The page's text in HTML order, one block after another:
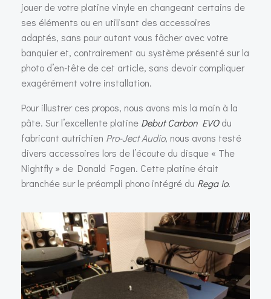
jouer de votre platine vinyle en changeant certains de
ses éléments ou en utilisant des accessoires
adaptés, sans pour autant vous fâcher avec votre
banquier et, contrairement au système présenté sur la
photo d’en-tête de cet article, sans devoir compliquer
exagérément votre installation.
Pour illustrer ces propos, nous avons mis la main à la
pâte. Sur l’excellente platine Debut Carbon EVOdu
fabricant autrichien Pro-Ject Audio, nous avons testé
divers accessoires lors de l’écoute du disque « The
Nightfly » de Donald Fagen. Cette platine était
branchée sur le préampli phono intégré du Rega io.